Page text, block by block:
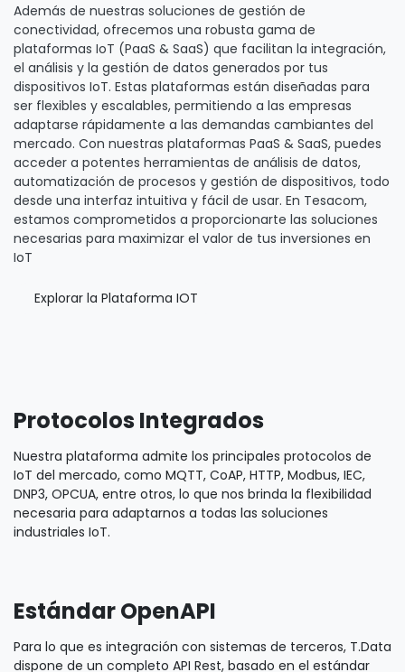
Además de nuestras soluciones de gestión de
conectividad, ofrecemos una robusta gama de
plataformas IoT (PaaS & SaaS) que facilitan la integración,
el análisis y la gestión de datos generados por tus
dispositivos IoT. Estas plataformas están diseñadas para
ser flexibles y escalables, permitiendo a las empresas
adaptarse rápidamente a las demandas cambiantes del
mercado. Con nuestras plataformas PaaS & SaaS, puedes
acceder a potentes herramientas de análisis de datos,
automatización de procesos y gestión de dispositivos, todo
desde una interfaz intuitiva y fácil de usar. En Tesacom,
estamos comprometidos a proporcionarte las soluciones
necesarias para maximizar el valor de tus inversiones en
IoT
Explorar la Plataforma IOT
Protocolos Integrados
Nuestra plataforma admite los principales protocolos de
IoT del mercado, como MQTT, CoAP, HTTP, Modbus, IEC,
DNP3, OPCUA, entre otros, lo que nos brinda la flexibilidad
necesaria para adaptarnos a todas las soluciones
industriales IoT.
Estándar OpenAPI
Para lo que es integración con sistemas de terceros, T.Data
dispone de un completo API Rest, basado en el estándar